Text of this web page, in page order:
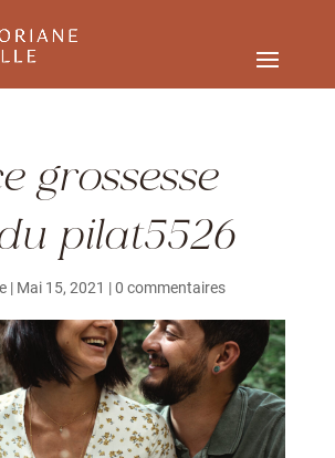
grossesse
pilat5526
| Mai 15, 2021 |0 commentaires